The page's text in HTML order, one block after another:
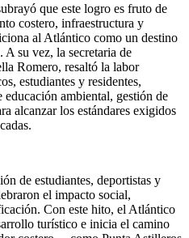
que este logro es fruto de
costero, infraestructura y
al Atlántico como un destino
su vez, la secretaria de
Romero, resaltó la labor
estudiantes y residentes,
educación ambiental, gestión de
alcanzar los estándares exigidos
de estudiantes, deportistas y
el impacto social,
Con este hito, el Atlántico
turístico e inicia el camino